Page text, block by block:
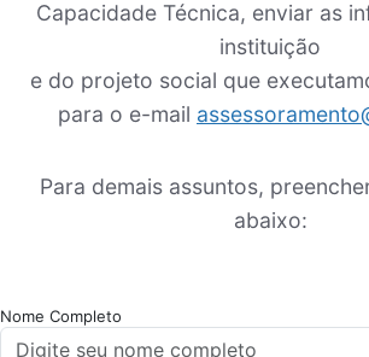
Capacidade Técnica, enviar as
instituição
e do projeto social que
para o e-mail
Para demais assuntos,
abaixo:
Nome Completo